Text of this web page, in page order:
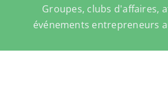
Groupes, clubs d'affaires,
événements entrepreneurs